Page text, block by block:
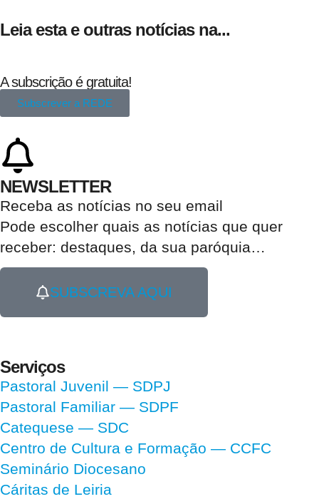
Leia esta e outras notícias na...
A subscrição é gratuita!
Subscrever a REDE
NEWSLETTER
Receba as notícias no seu email​
Pode escolher quais as notícias que quer
receber: destaques, da sua paróquia…
SUBSCREVA AQUI
Serviços
Pastoral Juvenil — SDPJ
Pastoral Familiar — SDPF
Catequese — SDC
Centro de Cultura e Formação — CCFC
Seminário Diocesano
Cáritas de Leiria